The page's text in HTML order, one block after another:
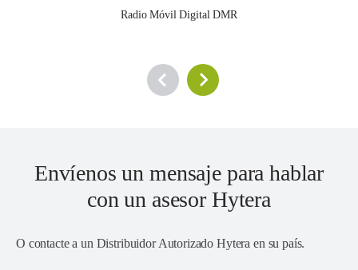
Radio Móvil Digital DMR
Envíenos un mensaje para hablar
con un asesor Hytera
O contacte a un Distribuidor Autorizado Hytera en su país.